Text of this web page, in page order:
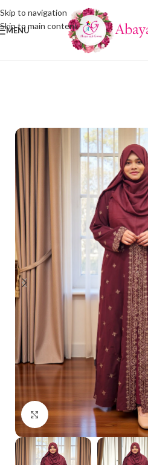
Skip to navigation
Skip to main content
MENU
Click to enlarge